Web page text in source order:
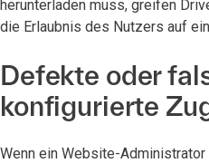
herunterladen muss, greifen
die Erlaubnis des Nutzers auf
Defekte oder
konfigurierte
Wenn ein Website-